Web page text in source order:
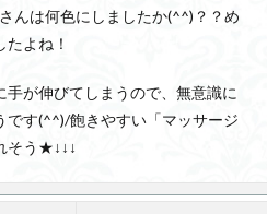
んは何色にしましたか(^^)？？め
よね！
が伸びてしまうので、無意識に
です(^^)/飽きやすい「マッサージ
そう★↓↓↓